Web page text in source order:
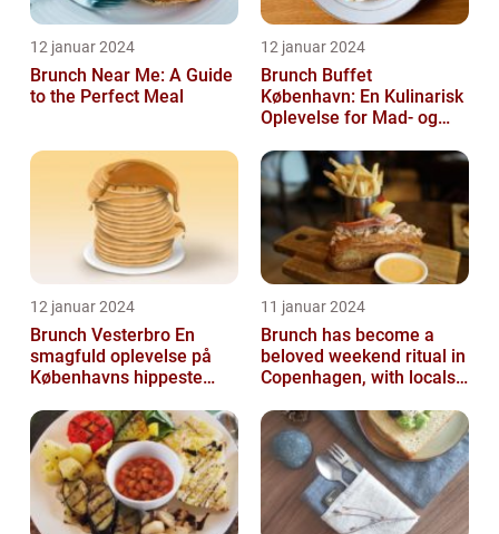
12 januar 2024
Brunch Near Me: A Guide
to the Perfect Meal
12 januar 2024
Brunch Buffet
København: En Kulinarisk
Oplevelse for Mad- og
12 januar 2024
Brunch Vesterbro En
smagfuld oplevelse på
Københavns hippeste
11 januar 2024
Brunch has become a
beloved weekend ritual in
Copenhagen, with locals
to...